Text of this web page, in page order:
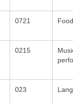
0721
0215
023